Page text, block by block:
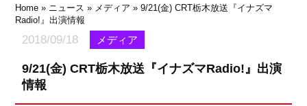
Home » ニュース » メディア » 9/21(金) CRT栃木放送『イナズマ
Radio!』出演情報
2018/09/18 メディア
9/21(金) CRT栃木放送『イナズマRadio!』出演
情報